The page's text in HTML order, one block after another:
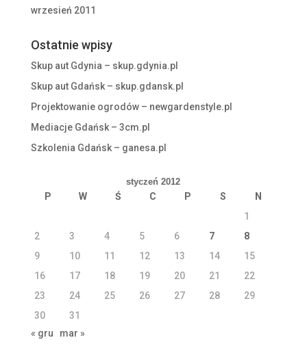
wrzesień 2011
Ostatnie wpisy
Skup aut Gdynia – skup.gdynia.pl
Skup aut Gdańsk – skup.gdansk.pl
Projektowanie ogrodów – newgardenstyle.pl
Mediacje Gdańsk – 3cm.pl
Szkolenia Gdańsk – ganesa.pl
styczeń 2012
P W Ś C P S
N
1
2
3 4 5 6 7
8
9
10 11 12 13 14
15
16
17 18 19 20 21
22
23
24 25 26 27 28
29
30
31
« gru
mar »